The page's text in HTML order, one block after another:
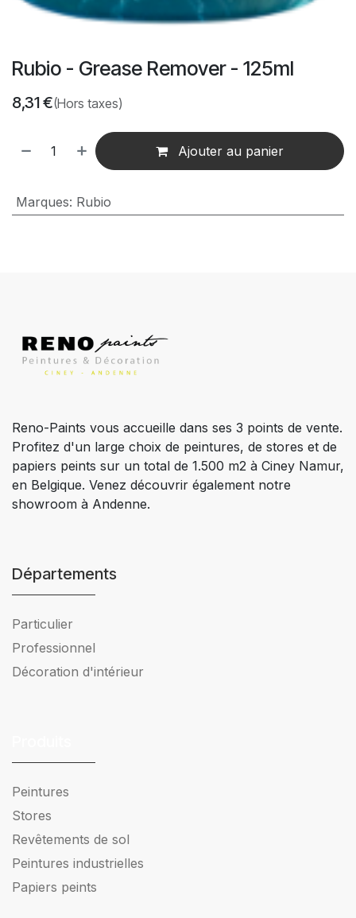
Rubio - Grease Remover - 125ml
8,31€(Hors taxes)
Ajouter au panier
Marques: Rubio
Reno-Paints vous accueille dans ses 3 points de vente.
Profitez d'un large choix de peintures, de stores et de
papiers peints sur un total de 1.500 m2 à Ciney Namur,
en Belgique. Venez découvrir également notre
showroom à Andenne.
Départements
Particulier
Professionnel
Décoration d'intérieur
Peintures
Stores
Revêtements de sol
Peintures industrielles
Papiers peints